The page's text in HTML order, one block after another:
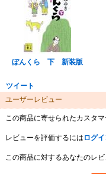
ぼんくら 下 新装版
ツイート
ユーザーレビュー
この商品に寄せられたカスタ
レビューを評価するには ログ
この商品に対するあなたのレ